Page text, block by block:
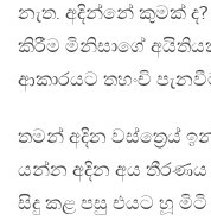
නැත. අදින්නේ කුමක්
කිරීම මිනිසාගේ
ආකාරයට තහංචි
තමන් අදින වස්ත්‍රෙය්
යන්න අදින අය තීරණය
සිදු කළ පසු එයට හූ